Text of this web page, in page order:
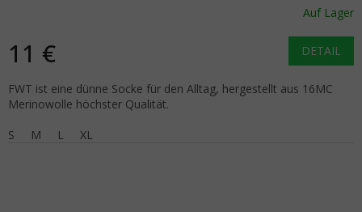
Auf Lager
11 € DETAIL
FWT ist eine dünne Socke für den Alltag, hergestellt aus 16MC
Merinowolle höchster Qualität.
S
M L XL